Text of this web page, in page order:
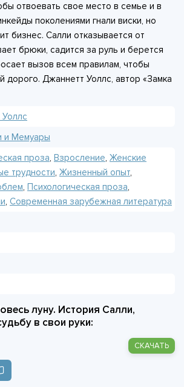
отвоевать свое место в семье и в
поколениями гнали виски, но
бизнес. Салли отказывается от
брюки, садится за руль и берется
вызов всем правилам, чтобы
дорого. Джаннетт Уоллс, автор «Замка
роман, где есть и семейные тайны, и
по-своему, не оглядываясь на
- это история про то, что иногда,
нужно рискнуть всем.
и Мемуары
проза, Взросление, Женские
трудности, Жизненный опыт,
, Психологическая проза,
, Современная зарубежная литература
луну. История Салли,
в свои руки:
СКАЧАТЬ